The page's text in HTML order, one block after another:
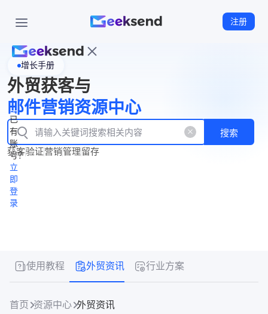
注册
页
WhatsApp
企业号
New
产
品
功
能
产
品
价
格
资
源
中
心
立
即
注
册
已
有
账
号？
立
即
登
录
增长手册
外贸获客与
邮件营销资源中心
搜索
获客验证营销管理留存
使用教程 外贸资讯 行业方案
首页 资源中心 外贸资讯